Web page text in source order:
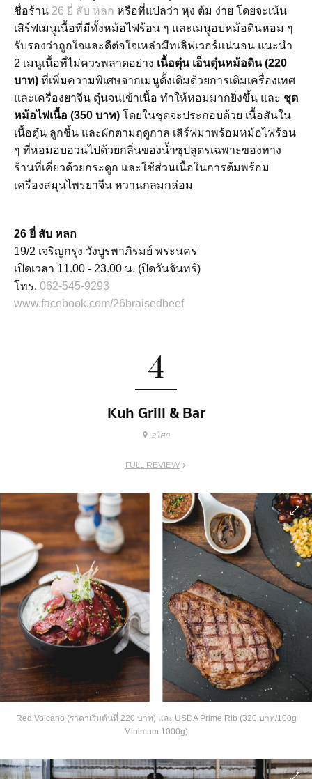
ชื่อร้าน 26 ยี่ สับ หลก หรือที่แปลว่า หุง ต้ม ง่าย โดยจะเน้น
เสิร์ฟเมนูเนื้อที่มีทั้งหม้อไฟร้อน ๆ และเมนูอบหม้อดินหอม ๆ
รับรองว่าถูกใจและดีต่อใจเหล่ามีทเลิฟเวอร์แน่นอน แนะนำ
2 เมนูเนื้อที่ไม่ควรพลาดอย่าง เนื้อตุ๋น เอ็นตุ๋นหม้อดิน (220
บาท) ที่เพิ่มความพิเศษจากเมนูดั้งเดิมด้วยการเติมเครื่องเทศ
และเครื่องยาจีน ตุ๋นจนเข้าเนื้อ ทำให้หอมมากยิ่งขึ้น และ ชุด
หม้อไฟเนื้อ (350 บาท) โดยในชุดจะประกอบด้วย เนื้อสันใน
เนื้อตุ๋น ลูกชิ้น และผักตามฤดูกาล เสิร์ฟมาพร้อมหม้อไฟร้อน
ๆ ที่หอมอบอวนไปด้วยกลิ่นของน้ำซุปสูตรเฉพาะของทาง
ร้านที่เคี่ยวด้วยกระดูก และใช้ส่วนเนื้อในการต้มพร้อม
เครื่องสมุนไพรยาจีน หวานกลมกล่อม
26 ยี่ สับ หลก
19/2 เจริญกรุง วังบูรพาภิรมย์ พระนคร
เปิดเวลา 11.00 - 23.00 น. (ปิดวันจันทร์)
โทร. 062-545-9293
www.facebook.com/26braisedbeef
4
Kuh Grill & Bar
อโศก
FULL REVIEW
Red Volcano (ราคาเริ่มต้นที่ 220 บาท) และ USDA Prime Rib (320 บาท/100g
Minimum 1000g)